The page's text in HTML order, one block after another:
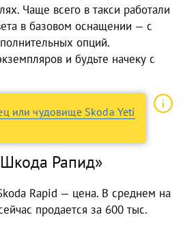
Чаще всего в такси работали
в базовом оснащении — с
опций.
и будьте начеку с
или чудовище Skoda Yeti
Рапид»
Rapid — цена. В среднем на
продается за 600 тыс.